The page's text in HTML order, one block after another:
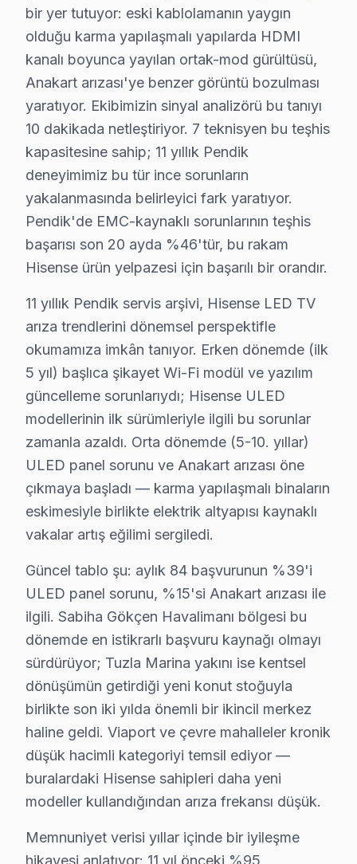
Pendik Mahallelerinde Hisense Teknik Servis
Pendik ilçesi, İstanbul'un Anadolu Yakası'nda yer
Hisense markası, özellikle LCD ve LED TV
Devre düzeyinde yapılan incelemelerde, Hisense'in
Özellikle Pendik'in bazı mahallelerinde, bu tür
Sonuç olarak, Pendik ilçesinde Hisense ekran'lerin
Hisense Anakart ve Panel Sorunları: Teknik
Pendik bölgesindeki Hisense cihaz kullanıcılarından
Teknik Adı:Panel Arızası
Fiziksel Belirtiler:Ekranın tamamen kararması
Neden:Hisense, özellikle H55U6G modeli gibi
2025 Fiyatı:₺1,200 - ₺2,000
Etkilenen Modeller: H55U6G, H50U7G
2.Anakart Arızası
Teknik Adı:Anakart Arızası
Fiziksel Belirtiler:TV’nin açılmaması veya
Neden:Anakart üzerindeki bileşenlerin aşırı
2025 Fiyatı:₺800 - ₺1,500
Etkilenen Modeller:H55U6G, H43A6200
3.Güç Kaynağı Sorunları
Teknik Adı: Güç Kartı Arızası
Fiziksel Belirtiler:ekran açılmıyor veya
Neden: Güç yönetim entegrelerinin kalitesi,
2025 Fiyatı: ₺600 - ₺1,000
Etkilenen Modeller:H50U7G, H32A4B
4.Backlight Problemleri
Teknik Adı:Backlight Arızası
Fiziksel Belirtiler:Ekranın kararması, ancak
Neden:LED aydınlatma şeritlerinin kalitesizliği
2025 Fiyatı:₺1,000 - ₺1,500
Yazılım Sorunları
bir yer tutuyor: eski kablolamanın yaygın
olduğu karma yapılaşmalı yapılarda HDMI
kanalı boyunca yayılan ortak-mod gürültüsü,
Anakart arızası'ye benzer görüntü bozulması
yaratıyor. Ekibimizin sinyal analizörü bu tanıyı
10 dakikada netleştiriyor. 7 teknisyen bu teşhis
kapasitesine sahip; 11 yıllık Pendik
deneyimimiz bu tür ince sorunların
yakalanmasında belirleyici fark yaratıyor.
Pendik'de EMC-kaynaklı sorunlarının teşhis
başarısı son 20 ayda %46'tür, bu rakam
Hisense ürün yelpazesi için başarılı bir orandır.
11 yıllık Pendik servis arşivi, Hisense LED TV
arıza trendlerini dönemsel perspektifle
okumamıza imkân tanıyor. Erken dönemde (ilk
5 yıl) başlıca şikayet Wi-Fi modül ve yazılım
güncelleme sorunlarıydı; Hisense ULED
modellerinin ilk sürümleriyle ilgili bu sorunlar
zamanla azaldı. Orta dönemde (5-10. yıllar)
ULED panel sorunu ve Anakart arızası öne
çıkmaya başladı — karma yapılaşmalı binaların
eskimesiyle birlikte elektrik altyapısı kaynaklı
vakalar artış eğilimi sergiledi.
Güncel tablo şu: aylık 84 başvurunun %39'i
ULED panel sorunu, %15'si Anakart arızası ile
ilgili. Sabiha Gökçen Havalimanı bölgesi bu
dönemde en istikrarlı başvuru kaynağı olmayı
sürdürüyor; Tuzla Marina yakını ise kentsel
dönüşümün getirdiği yeni konut stoğuyla
birlikte son iki yılda önemli bir ikincil merkez
haline geldi. Viaport ve çevre mahalleler kronik
düşük hacimli kategoriyi temsil ediyor —
buralardaki Hisense sahipleri daha yeni
modeller kullandığından arıza frekansı düşük.
Memnuniyet verisi yıllar içinde bir iyileşme